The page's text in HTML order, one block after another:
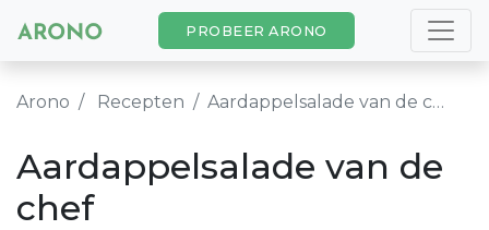
PROBEER ARONO
Arono Recepten Aardappelsalade van de chef
Aardappelsalade van de
chef